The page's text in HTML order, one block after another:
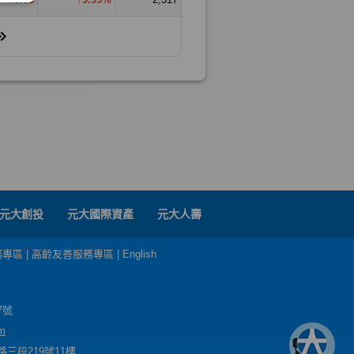
元大創投 元大國際資產 元大人壽
區 高齡友善服務專區 English
號
三段219號11樓